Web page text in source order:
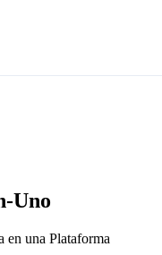
Uno
en una Plataforma